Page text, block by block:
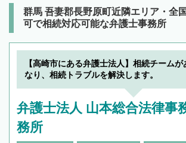
群馬 吾妻郡長野原町近隣エリア・全
可で相続対応可能な弁護士事務所
【高崎市にある弁護士法人】相続チーム
なり、相続トラブルを解決します。
弁護士法人 山本総合法律事
務所